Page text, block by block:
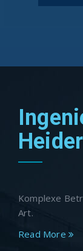
Heider
Komplexe
Art.
Read More